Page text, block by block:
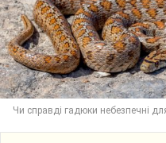
Чи справді гадюки небезпечні